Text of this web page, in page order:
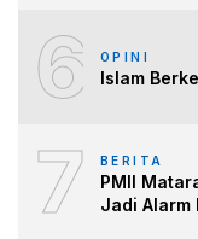
6 OPINI
Islam
7 BERITA
PMII
Jadi Alarm